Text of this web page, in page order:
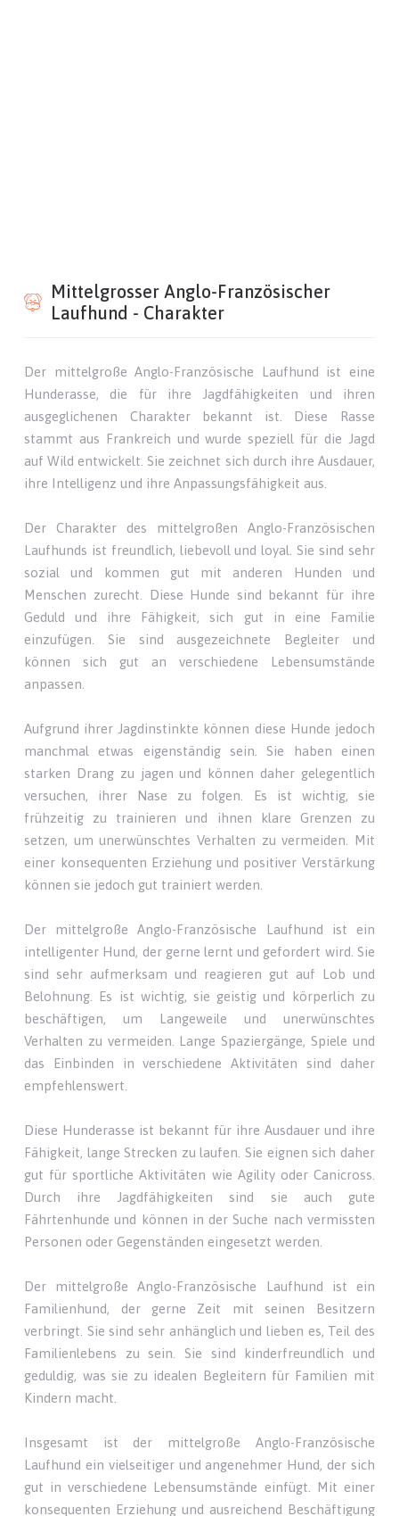
Mittelgrosser Anglo-Französischer
Laufhund - Charakter
Der mittelgroße Anglo-Französische Laufhund ist eine
Hunderasse, die für ihre Jagdfähigkeiten und ihren
ausgeglichenen Charakter bekannt ist. Diese Rasse
stammt aus Frankreich und wurde speziell für die Jagd
auf Wild entwickelt. Sie zeichnet sich durch ihre Ausdauer,
ihre Intelligenz und ihre Anpassungsfähigkeit aus.
Der Charakter des mittelgroßen Anglo-Französischen
Laufhunds ist freundlich, liebevoll und loyal. Sie sind sehr
sozial und kommen gut mit anderen Hunden und
Menschen zurecht. Diese Hunde sind bekannt für ihre
Geduld und ihre Fähigkeit, sich gut in eine Familie
einzufügen. Sie sind ausgezeichnete Begleiter und
können sich gut an verschiedene Lebensumstände
anpassen.
Aufgrund ihrer Jagdinstinkte können diese Hunde jedoch
manchmal etwas eigenständig sein. Sie haben einen
starken Drang zu jagen und können daher gelegentlich
versuchen, ihrer Nase zu folgen. Es ist wichtig, sie
frühzeitig zu trainieren und ihnen klare Grenzen zu
setzen, um unerwünschtes Verhalten zu vermeiden. Mit
einer konsequenten Erziehung und positiver Verstärkung
können sie jedoch gut trainiert werden.
Der mittelgroße Anglo-Französische Laufhund ist ein
intelligenter Hund, der gerne lernt und gefordert wird. Sie
sind sehr aufmerksam und reagieren gut auf Lob und
Belohnung. Es ist wichtig, sie geistig und körperlich zu
beschäftigen, um Langeweile und unerwünschtes
Verhalten zu vermeiden. Lange Spaziergänge, Spiele und
das Einbinden in verschiedene Aktivitäten sind daher
empfehlenswert.
Diese Hunderasse ist bekannt für ihre Ausdauer und ihre
Fähigkeit, lange Strecken zu laufen. Sie eignen sich daher
gut für sportliche Aktivitäten wie Agility oder Canicross.
Durch ihre Jagdfähigkeiten sind sie auch gute
Fährtenhunde und können in der Suche nach vermissten
Personen oder Gegenständen eingesetzt werden.
Der mittelgroße Anglo-Französische Laufhund ist ein
Familienhund, der gerne Zeit mit seinen Besitzern
verbringt. Sie sind sehr anhänglich und lieben es, Teil des
Familienlebens zu sein. Sie sind kinderfreundlich und
geduldig, was sie zu idealen Begleitern für Familien mit
Kindern macht.
Insgesamt ist der mittelgroße Anglo-Französische
Laufhund ein vielseitiger und angenehmer Hund, der sich
gut in verschiedene Lebensumstände einfügt. Mit einer
konsequenten Erziehung und ausreichend Beschäftigung